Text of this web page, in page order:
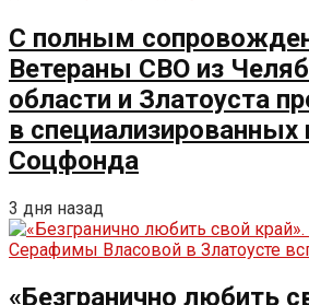
С полным
Ветераны СВО из
области и Златоуста
в специализированных
Соцфонда
3 дня назад
«Безгранично любить